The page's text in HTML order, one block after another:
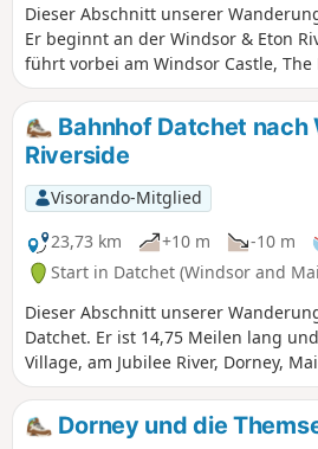
Dieser Abschnitt unserer
Er beginnt an der Windsor & Eton
führt vorbei am Windsor Castle, The
Great Park, Three Castles Path,
Gardens, Savill Garden und
Bahnhof Datchet nach
Riverside
Visorando-Mitglied
23,73 km
+10 m -10 m
Start in Datchet (Windsor and
Dieser Abschnitt unserer
Datchet. Er ist 14,75 Meilen lang
Village, am Jubilee River, Dorney,
Dorney Lake, Boveney, dem
Street und der Windsor Bridge
fünf Abschnitte, aber flach und
Dorney und die